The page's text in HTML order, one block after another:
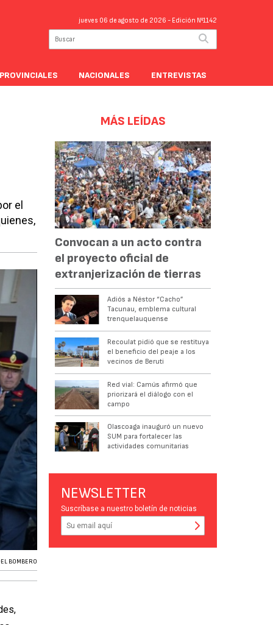
jueves 06 de agosto de 2026 - Edición Nº1142
PROVINCIALES NACIONALES ENTREVISTAS
el
BOMBERO
MÁS LEÍDAS
Convocan a un acto contra
el proyecto oficial de
extranjerización de tierras
Adiós a Néstor “Cacho”
Tacunau, emblema cultural
trenquelauquense
Recoulat pidió que se restituya
el beneficio del peaje a los
vecinos de Beruti
Red vial: Camús afirmó que
priorizará el diálogo con el
campo
Olascoaga inauguró un nuevo
SUM para fortalecer las
actividades comunitarias
NEWSLETTER
Suscríbase a nuestro boletín de noticias